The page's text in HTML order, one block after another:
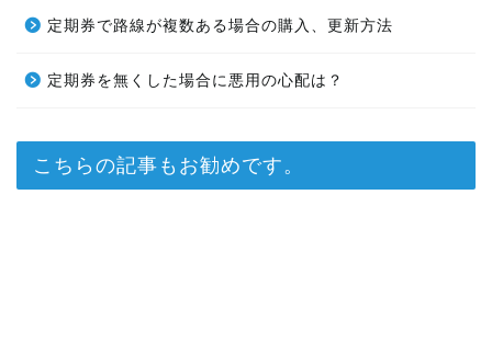
定期券で路線が複数ある場合の購入、更新方法
定期券を無くした場合に悪用の心配は？
こちらの記事もお勧めです。